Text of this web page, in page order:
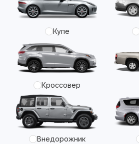
Купе
Кроссовер
Внедорожник